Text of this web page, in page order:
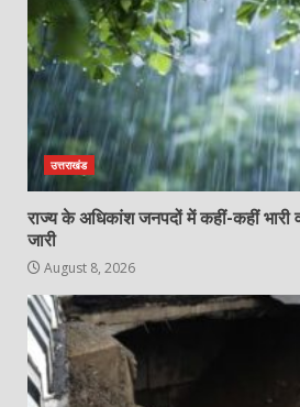
उत्तराखंड
राज्य के अधिकांश जनपदों में कहीं-कहीं भारी
जारी
August 8, 2026